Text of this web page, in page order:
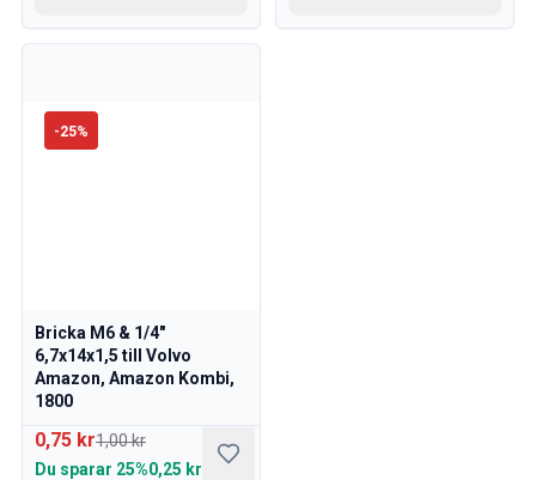
-25%
Bricka M6 & 1/4"
6,7x14x1,5 till Volvo
Amazon, Amazon Kombi,
1800
0,75 kr1,00 kr
Du sparar 25%0,25 kr